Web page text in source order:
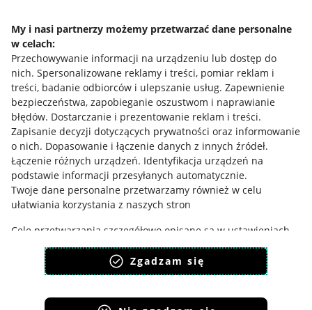
My i nasi partnerzy możemy przetwarzać dane personalne
w celach:
Przechowywanie informacji na urządzeniu lub dostęp do
nich. Spersonalizowane reklamy i treści, pomiar reklam i
treści, badanie odbiorców i ulepszanie usług. Zapewnienie
bezpieczeństwa, zapobieganie oszustwom i naprawianie
błędów. Dostarczanie i prezentowanie reklam i treści.
Zapisanie decyzji dotyczących prywatności oraz informowanie
o nich. Dopasowanie i łączenie danych z innych źródeł.
Łączenie różnych urządzeń. Identyfikacja urządzeń na
podstawie informacji przesyłanych automatycznie.
Twoje dane personalne przetwarzamy również w celu
ułatwiania korzystania z naszych stron
Cele przetwarzania szczegółowo opisane są w ustawieniach
dostępnych pod przyciskiem: “ZMIENIAM ZGODY” i w Polityce
plików cookies.
Możesz ją w każdym momencie wycofać lub ponowić w
Zgadzam się
Polityka plików "cookies"
Ustawienia plików "cookies"
Udostępnianie lokalizacji
Informacje dla Aktu o Usługach Cyfrowych
Pobierz aplikację